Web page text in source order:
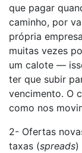
que pagar
caminho, por
própria
muitas vezes
um calote —
ter que subir
vencimento. O
como nos
2- Ofertas
taxas (spreads)